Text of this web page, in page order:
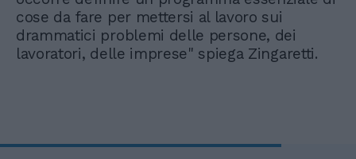
cose da fare per mettersi al lavoro sui
drammatici problemi delle persone, dei
lavoratori, delle imprese" spiega Zingaretti.